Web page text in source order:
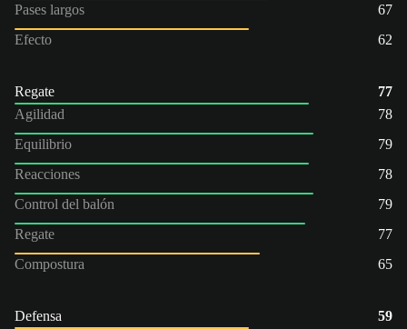
Pases largos
67
Efecto
62
Regate
77
Agilidad
78
Equilibrio
79
Reacciones
78
Control del balón
79
Regate
77
Compostura
65
Defensa
59